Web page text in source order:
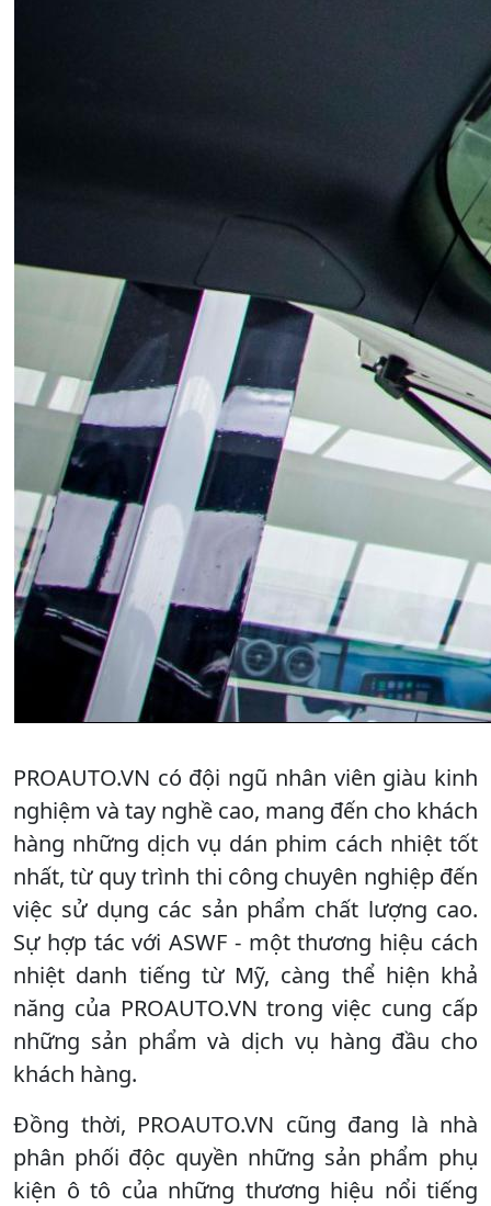
PROAUTO.VN có đội ngũ nhân viên giàu kinh
nghiệm và tay nghề cao, mang đến cho khách
hàng những dịch vụ dán phim cách nhiệt tốt
nhất, từ quy trình thi công chuyên nghiệp đến
việc sử dụng các sản phẩm chất lượng cao.
Sự hợp tác với ASWF - một thương hiệu cách
nhiệt danh tiếng từ Mỹ, càng thể hiện khả
năng của PROAUTO.VN trong việc cung cấp
những sản phẩm và dịch vụ hàng đầu cho
khách hàng.
Đồng thời, PROAUTO.VN cũng đang là nhà
phân phối độc quyền những sản phẩm phụ
kiện ô tô của những thương hiệu nổi tiếng